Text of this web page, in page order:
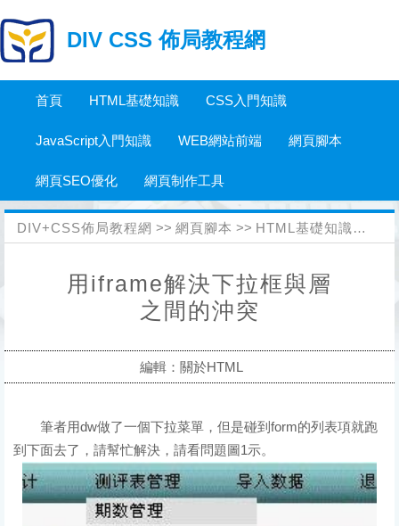
DIV CSS 佈局教程網
首頁 HTML基礎知識 CSS入門知識
JavaScript入門知識 WEB網站前端 網頁腳本
網頁SEO優化 網頁制作工具
DIV+CSS佈局教程網 >> 網頁腳本 >> HTML基礎知識 >>
用iframe解決下拉框與層
之間的沖突
編輯：關於HTML
筆者用dw做了一個下拉菜單，但是碰到form的列表項就跑
到下面去了，請幫忙解決，請看問題圖1示。